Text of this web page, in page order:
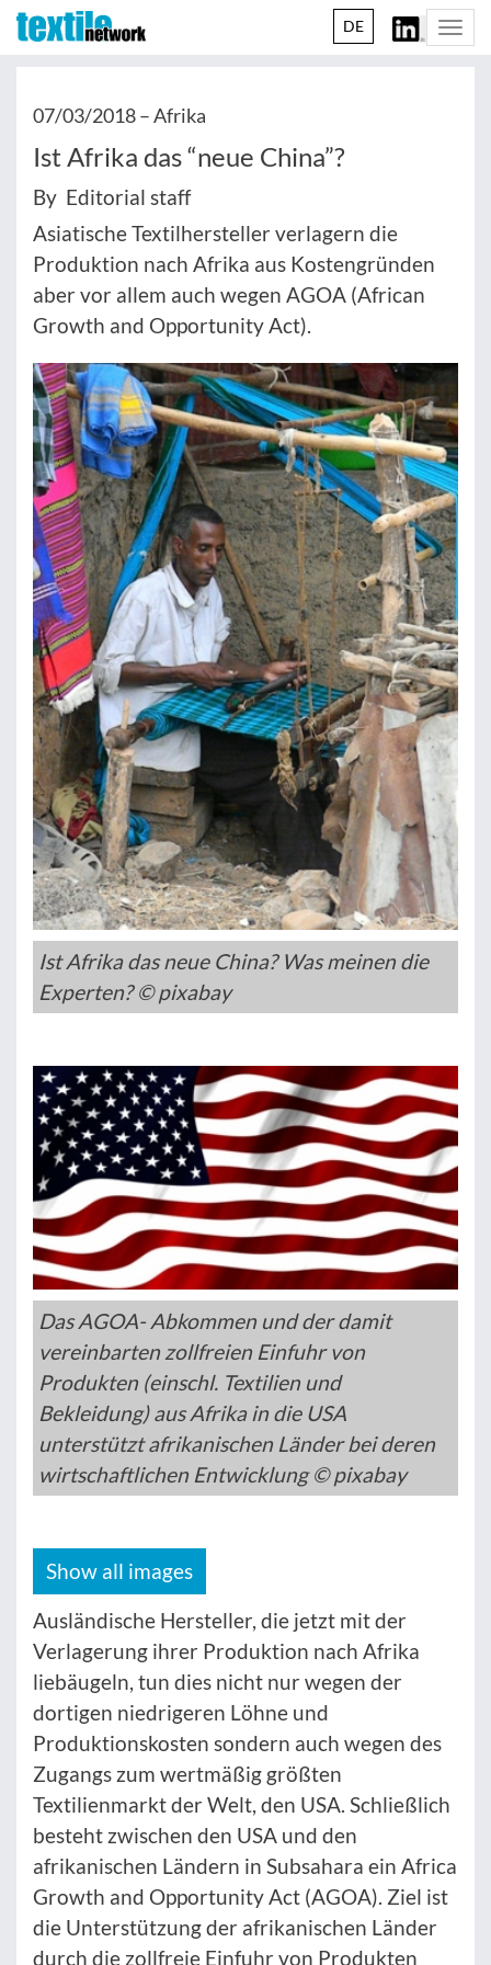
DE
07/03/2018 –Afrika
Ist Afrika das “neue China”?
By Editorial staff
Asiatische Textilhersteller verlagern die
Produktion nach Afrika aus Kostengründen
aber vor allem auch wegen AGOA (African
Growth and Opportunity Act).
Ist Afrika das neue China? Was meinen die
Experten? © pixabay
Das AGOA- Abkommen und der damit
vereinbarten zollfreien Einfuhr von
Produkten (einschl. Textilien und
Bekleidung) aus Afrika in die USA
unterstützt afrikanischen Länder bei deren
wirtschaftlichen Entwicklung © pixabay
Show all images
Ausländische Hersteller, die jetzt mit der
Verlagerung ihrer Produktion nach Afrika
liebäugeln, tun dies nicht nur wegen der
dortigen niedrigeren Löhne und
Produktionskosten sondern auch wegen des
Zugangs zum wertmäßig größten
Textilienmarkt der Welt, den USA. Schließlich
besteht zwischen den USA und den
afrikanischen Ländern in Subsahara ein Africa
Growth and Opportunity Act (AGOA). Ziel ist
die Unterstützung der afrikanischen Länder
durch die zollfreie Einfuhr von Produkten